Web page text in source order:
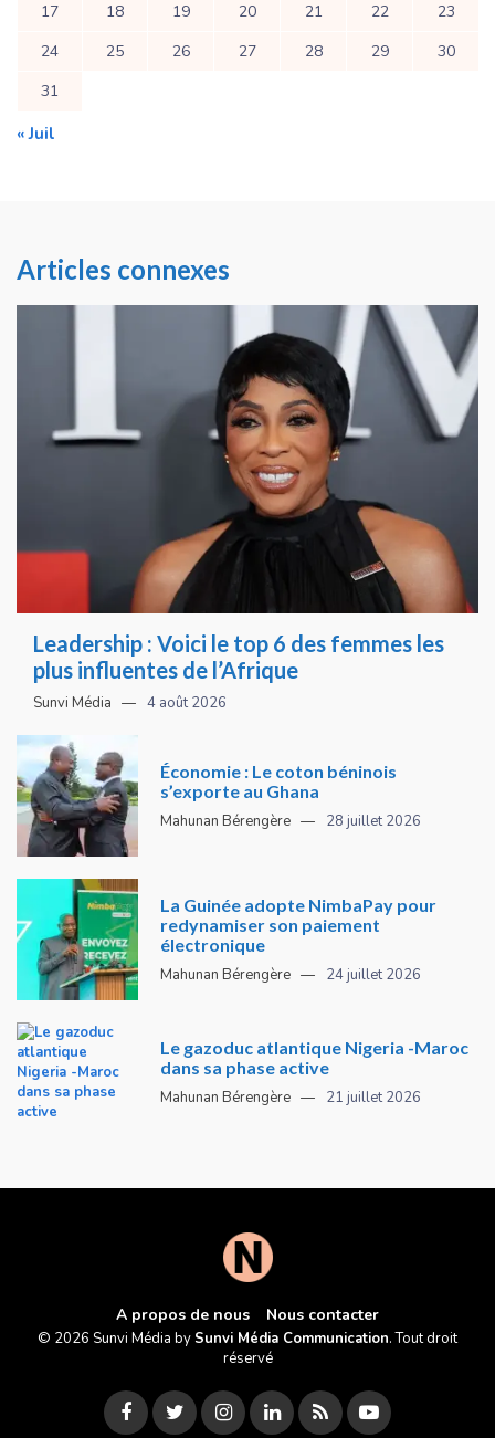
17
18 19 20 21 22
23
24
25 26 27 28 29
30
31
« Juil
Articles connexes
Leadership : Voici le top 6 des femmes les
plus influentes de l’Afrique
Sunvi Média 4 août 2026
Économie : Le coton béninois
s’exporte au Ghana
Mahunan Bérengère 28 juillet 2026
La Guinée adopte NimbaPay pour
redynamiser son paiement
électronique
Mahunan Bérengère 24 juillet 2026
Le gazoduc atlantique Nigeria -Maroc
dans sa phase active
Mahunan Bérengère 21 juillet 2026
A propos de nous Nous contacter
© 2026 Sunvi Média by Sunvi Média Communication. Tout droit
réservé